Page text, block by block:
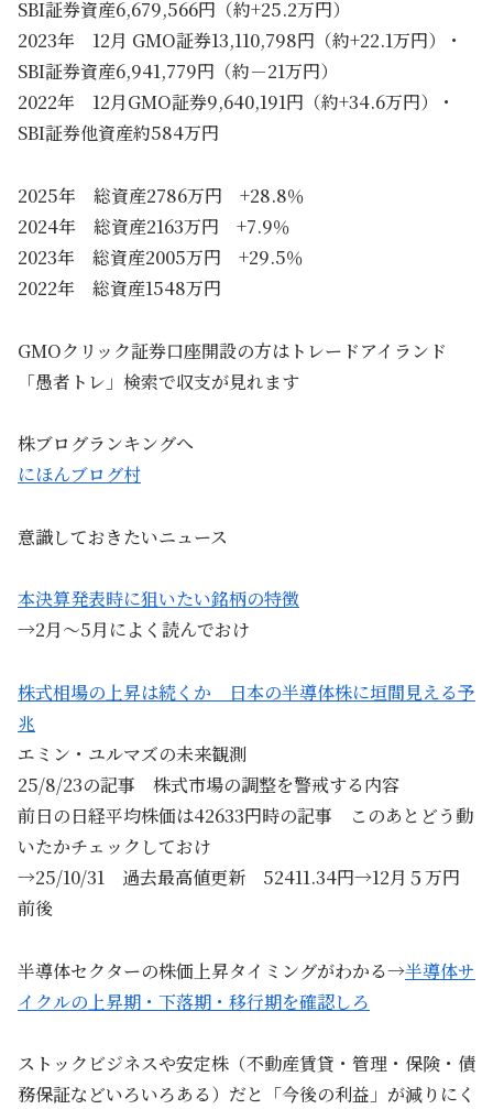
SBI証券資産6,679,566円（約+25.2万円）
2023年 12月 GMO証券13,110,798円（約+22.1万円）・
SBI証券資産6,941,779円（約－21万円）
2022年 12月GMO証券9,640,191円（約+34.6万円）・
SBI証券他資産約584万円
2025年 総資産2786万円 +28.8％
2024年 総資産2163万円 +7.9％
2023年 総資産2005万円 +29.5％
2022年 総資産1548万円
GMOクリック証券口座開設の方はトレードアイランド
「愚者トレ」検索で収支が見れます
株ブログランキングへ
にほんブログ村
意識しておきたいニュース
本決算発表時に狙いたい銘柄の特徴
→2月～5月によく読んでおけ
株式相場の上昇は続くか 日本の半導体株に垣間見える予
兆
エミン・ユルマズの未来観測
25/8/23の記事 株式市場の調整を警戒する内容
前日の日経平均株価は42633円時の記事 このあとどう動
いたかチェックしておけ
→25/10/31 過去最高値更新 52411.34円→12月５万円
前後
半導体セクターの株価上昇タイミングがわかる→半導体サ
イクルの上昇期・下落期・移行期を確認しろ
ストックビジネスや安定株（不動産賃貸・管理・保険・債
務保証などいろいろある）だと「今後の利益」が減りにく